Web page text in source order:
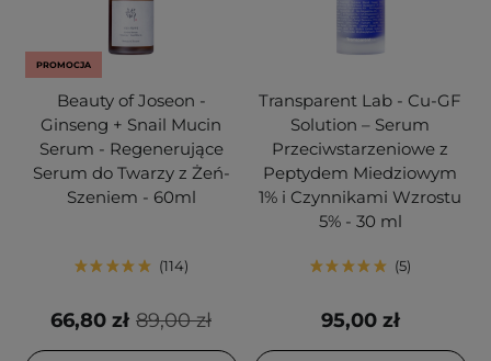
PROMOCJA
Beauty of Joseon -
Ginseng + Snail Mucin
Serum - Regenerujące
Serum do Twarzy z Żeń-
Szeniem - 60ml
114
89,00 zł
66,80 zł
Transparent Lab - Cu-GF
Solution – Serum
Przeciwstarzeniowe z
Peptydem Miedziowym
1% i Czynnikami Wzrostu
5% - 30 ml
5
95,00 zł